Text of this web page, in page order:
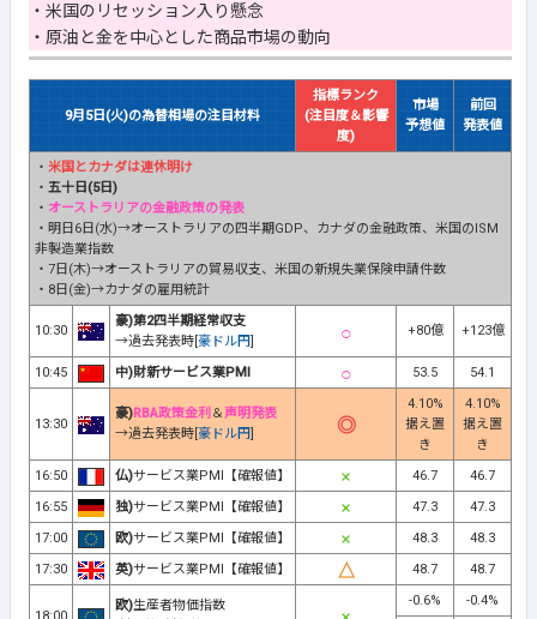
・米国のリセッション入り懸念
・原油と金を中心とした商品市場の動向
9月5日(火)の為替相場の注目材料
指標ランク
(注目度＆影響
度)
市場
予想値
前回
発表値
・ 米国とカナダは連休明け
・ 五十日(5日)
・ オーストラリアの金融政策の発表
・明日6日(水)→オーストラリアの四半期GDP、カナダの金融政策、米国のISM
非製造業指数
・7日(木)→オーストラリアの貿易収支、米国の新規失業保険申請件数
・8日(金)→カナダの雇用統計
10:30
豪)第2四半期経常収支
→過去発表時[ 豪ドル円
+80億 +123億
10:45 中)財新サービス業PMI 53.5 54.1
13:30
豪)RBA政策金利 ＆声明発表
→過去発表時[ 豪ドル円
4.10%
据え置
き
4.10%
据え置
き
16:50
仏)サービス業PMI【確報値】 46.7
46.7
16:55
独)サービス業PMI【確報値】 47.3
47.3
17:00
欧)サービス業PMI【確報値】 48.3
48.3
17:30
英)サービス業PMI【確報値】 48.7 48.7
欧)生産者物価指数
-0.6%
-0.4%